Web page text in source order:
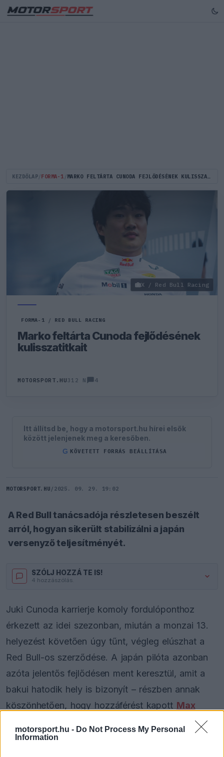
motorsport.hu - Do Not Process My Personal
Information
KEZDŐLAP FORMA-1 MARKO FELTÁRTA CUNODA FEJLŐDÉSÉNEK KULISSZATITKAIT
X / Red Bull Racing
FORMA-1 / RED BULL RACING
Marko feltárta Cunoda fejlődésének
kulisszatitkait
MOTORSPORT.HU312 N 4
Itt állítsd be, hogy a motorsport.hu hírei elsők
között jelenjenek meg a keresőben.
G KÖVETETT FORRÁS BEÁLLÍTÁSA
MOTORSPORT.HU / 2025. 09. 29. 19:02
A Red Bull tanácsadója részletesen beszélt
arról, hogyan sikerült stabilizálni a japán
versenyző teljesítményét.
SZÓLJ HOZZÁ TE IS!
4 hozzászólás.
Juki Cunoda karrierje komoly fordulóponthoz
érkezett az idei szezonban, miután a monzai 13.
helyezést követően úgy tűnt, végleg elúszhat a
Red Bull-os szerződése. A japán pilóta azonban
azóta jelentős fejlődésen ment keresztül, amit a
bakui hatodik hely is bizonyít – részben annak
köszönhetően, hogy hozzáférést kapott Max